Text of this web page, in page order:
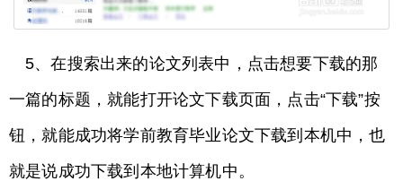
5、在搜索出来的论文列表中，点击想要下载的那
一篇的标题，就能打开论文下载页面，点击“下载”按
钮，就能成功将学前教育毕业论文下载到本机中，也
就是说成功下载到本地计算机中。